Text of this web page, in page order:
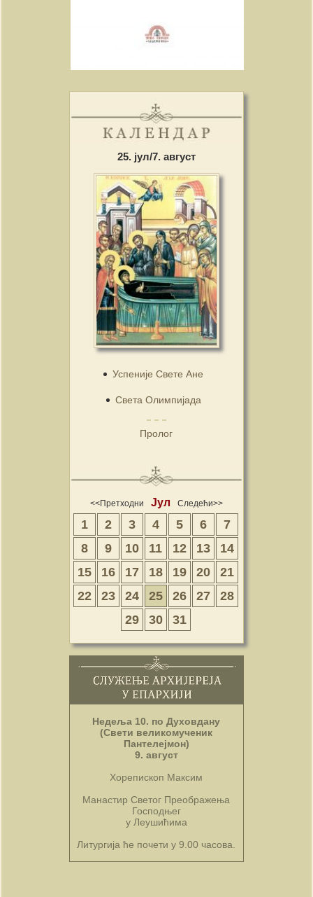
25. јул/7. август
Успеније Свете Ане
Света Олимпијада
Пролог
<<Претходни Јул Следећи>>
1 2 3 4 5 6
7
8
9 10 11 12 13
14
15
16 17 18 19 20
21
22
23 24 25 26 27
28
29
30 31
Недеља 10. по Духовдану
(Свети великомученик
Пантелејмон)
9. август
Хорепископ Максим
Манастир Светог Преображења
Господњег
у Леушићима
Литургија ће почети у 9.00 часова.